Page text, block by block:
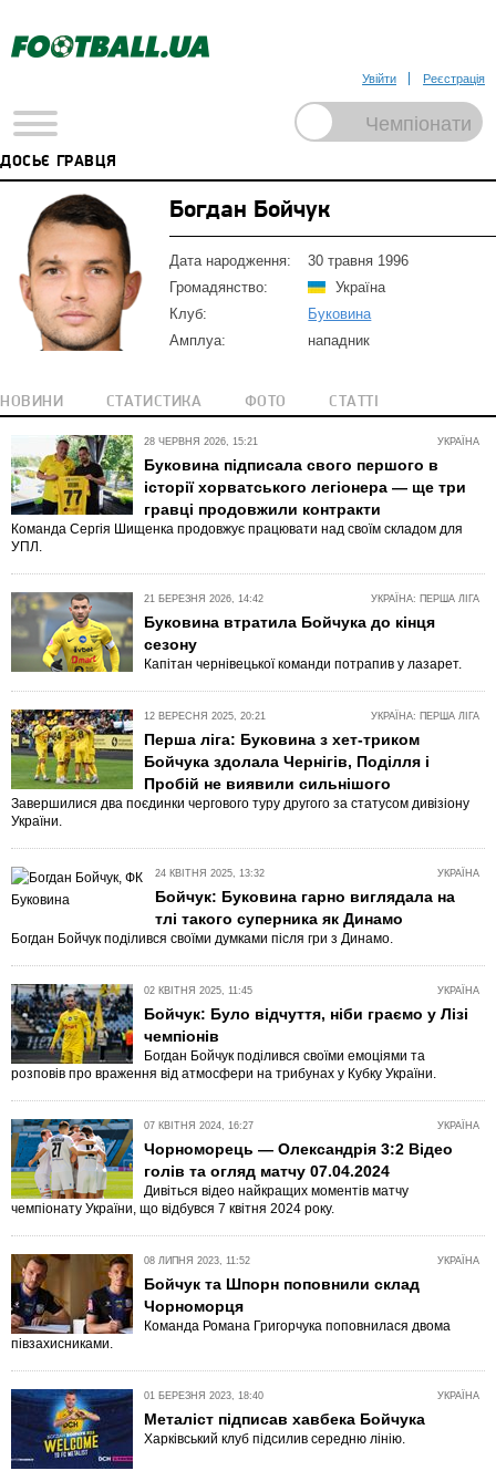
Увійти Реєстрація
ДОСЬЄ ГРАВЦЯ
Богдан Бойчук
Дата народження:
30 травня 1996
Громадянство:
Україна
Клуб:
Буковина
Амплуа:
нападник
НОВИНИ СТАТИСТИКА ФОТО СТАТТІ
УКРАЇНА
28 ЧЕРВНЯ 2026, 15:21
Буковина підписала свого першого в
історії хорватського легіонера — ще три
гравці продовжили контракти
Команда Сергія Шищенка продовжує працювати над своїм складом для
УПЛ.
УКРАЇНА: ПЕРША ЛІГА
21 БЕРЕЗНЯ 2026, 14:42
Буковина втратила Бойчука до кінця
сезону
Капітан чернівецької команди потрапив у лазарет.
УКРАЇНА: ПЕРША ЛІГА
12 ВЕРЕСНЯ 2025, 20:21
Перша ліга: Буковина з хет-триком
Бойчука здолала Чернігів, Поділля і
Пробій не виявили сильнішого
Завершилися два поєдинки чергового туру другого за статусом дивізіону
України.
УКРАЇНА
24 КВІТНЯ 2025, 13:32
Бойчук: Буковина гарно виглядала на
тлі такого суперника як Динамо
Богдан Бойчук поділився своїми думками після гри з Динамо.
УКРАЇНА
02 КВІТНЯ 2025, 11:45
Бойчук: Було відчуття, ніби граємо у Лізі
чемпіонів
Богдан Бойчук поділився своїми емоціями та
розповів про враження від атмосфери на трибунах у Кубку України.
УКРАЇНА
07 КВІТНЯ 2024, 16:27
Чорноморець — Олександрія 3:2 Відео
голів та огляд матчу 07.04.2024
Дивіться відео найкращих моментів матчу
чемпіонату України, що відбувся 7 квітня 2024 року.
УКРАЇНА
08 ЛИПНЯ 2023, 11:52
Бойчук та Шпорн поповнили склад
Чорноморця
Команда Романа Григорчука поповнилася двома
півзахисниками.
УКРАЇНА
01 БЕРЕЗНЯ 2023, 18:40
Металіст підписав хавбека Бойчука
Харківський клуб підсилив середню лінію.